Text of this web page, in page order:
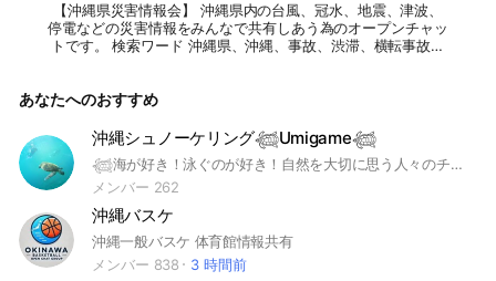
【沖縄県災害情報会】 沖縄県内の台風、冠水、地震、津波、
停電などの災害情報をみんなで共有しあう為のオープンチャッ
トです。 検索ワード 沖縄県、沖縄、事故、渋滞、横転事故、
報、交通、取り締まり、検問、白バイ、パトカー
あなたへのおすすめ
沖縄シュノーケリング𓆉Umigame𓆉
𓆉海が好き！泳ぐのが好き！自然を大切に思う人々のチャットルームです𓆉 人と自然に優しく海を安全に楽しみましょう🤿 ゴミはゴミ箱へ🚮ポイ捨て禁止🚯にご協力願います。 海の事件、事故に遭遇した際の連絡は海保(118番)へお願い致します。 ⚠荒らし行為などは強制退会⚠ 入室時は質問に回答下さいませ。 #シュノーケル #シュノーケリング #スノーケリング #スキンダイビング #素潜り #スキューバダイビング #フリーダイビング #沖縄 #沖縄県 #おきなわ #うちなー #海人 #自然 #海 #skindiving #Freediving #apnea #ビーチクリーン #beachclean #SDGs #海中ゴミ拾い #ウミガメ #Umigame #海亀 #自然 #natural #nature
メンバー 262
沖縄バスケ
沖縄一般バスケ 体育館情報共有
メンバー 838
3 時間前